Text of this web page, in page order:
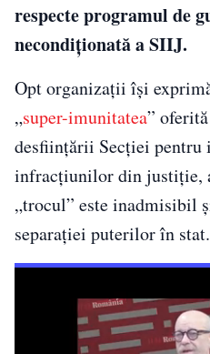
respecte programul de
necondiționată a SIIJ.
Opt organizaţii îşi
„super-imunitatea”
desfiinţării Secţiei pentru
infracţiunilor din justiţie,
„trocul” este inadmisibil
separaţiei puterilor în stat.